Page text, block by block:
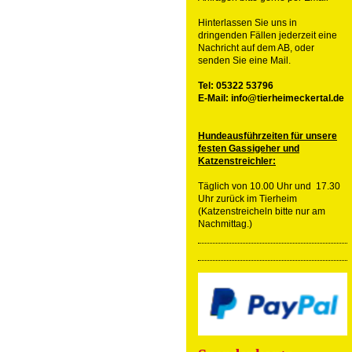
Hinterlassen Sie uns in
dringenden Fällen jederzeit eine
Nachricht auf dem AB, oder
senden Sie eine Mail.
Tel: 05322 53796
E-Mail: info@tierheimeckertal.de
Hundeausführzeiten für unsere
festen Gassigeher und
Katzenstreichler:
Täglich von 10.00 Uhr und 17.30
Uhr zurück im Tierheim
(Katzenstreicheln bitte nur am
Nachmittag.)